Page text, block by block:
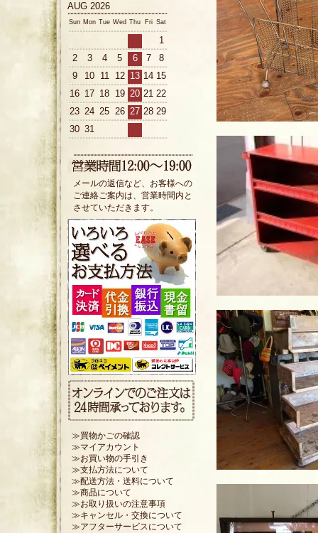
AUG 2026
Sun Mon Tue Wed Thu Fri Sat
1
2
3 4 5 6 7
8
9
10 11 12 13 14 15
16 17 18 19 20 21 22
23 24 25 26 27 28 29
30 31
メールの返信など、お客様への
ご連絡ご案内は、営業時間内と
させていただきます。
≫買物かごの確認
≫マイアカウント
≫お買い物の手引き
≫支払方法について
≫配送方法・送料について
≫商品について
≫お取り扱いの注意事項
≫キャンセル・交換について
≫アフターサービスについて